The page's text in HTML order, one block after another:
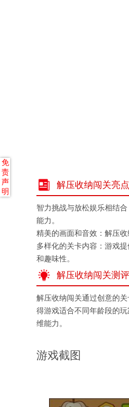
解压收纳闯关亮点
智力挑战与放松娱乐相结
能力。
精美的画面和音效：解压
多样化的关卡内容：游戏
和趣味性。
解压收纳闯关测评
解压收纳闯关通过创意的
得游戏适合不同年龄段的
维能力。
游戏截图
免
责
声
明